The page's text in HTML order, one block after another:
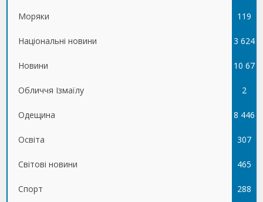
Моряки 119
Національні новини 3 624
Новини 10 67
5
Обличчя Ізмаїлу 2
Одещина 8 446
Освіта 307
Світові новини 465
Спорт 288